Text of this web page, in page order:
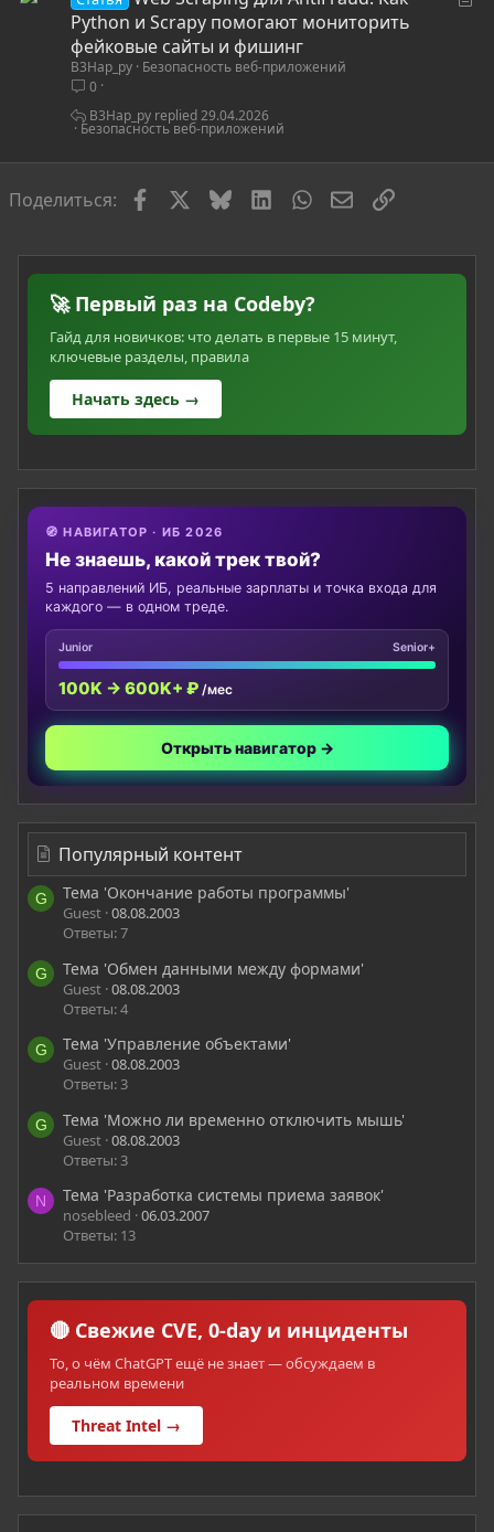
Python и Scrapy помогают мониторить
фейковые сайты и фишинг
B3Hap_py Безопасность веб-приложений
0
Безопасность веб-приложений
29.04.2026
B3Hap_py
Поделиться: FacebookBlueskyLinkedInWhatsAppЭлектронная
Ссылка
🚀 Первый раз на Codeby?
Гайд для новичков: что делать в первые 15 минут,
ключевые разделы, правила
Начать здесь →
🧭 НАВИГАТОР · ИБ 2026
Не знаешь, какой трек твой?
5 направлений ИБ, реальные зарплаты и точка входа для
каждого — в одном треде.
Junior Senior+
100K → 600K+ ₽ /мес
Открыть навигатор →
Популярный контент
G Тема 'Окончание работы программы'
Guest 08.08.2003
Ответы: 7
G Тема 'Обмен данными между формами'
Guest 08.08.2003
Ответы: 4
G Тема 'Управление объектами'
Guest 08.08.2003
Ответы: 3
G Тема 'Можно ли временно отключить мышь'
Guest 08.08.2003
Ответы: 3
N Тема 'Разработка системы приема заявок'
nosebleed 06.03.2007
Ответы: 13
🔴 Свежие CVE, 0-day и инциденты
То, о чём ChatGPT ещё не знает — обсуждаем в
реальном времени
Threat Intel →